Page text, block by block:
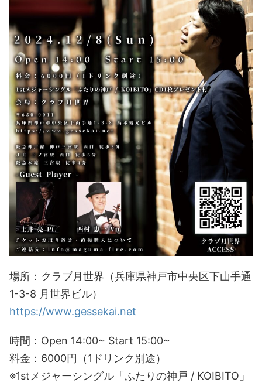
場所：クラブ月世界（兵庫県神戸市中央区下山手通
1-3-8 月世界ビル）
https://www.gessekai.net
時間：Open 14:00~ Start 15:00~
料金：6000円（1ドリンク別途）
※1stメジャーシングル「ふたりの神戸 / KOIBITO」